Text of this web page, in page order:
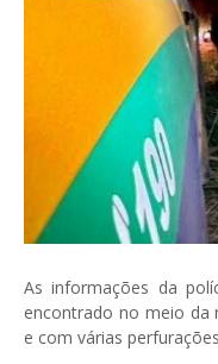
As informações da
encontrado no meio da
e com várias